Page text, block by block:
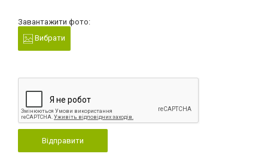
Завантажити фото:
Вибрати
Відправити